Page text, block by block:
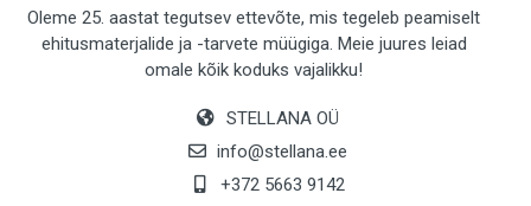
Oleme 25. aastat tegutsev ettevõte, mis tegeleb peamiselt
ehitusmaterjalide ja -tarvete müügiga. Meie juures leiad
omale kõik koduks vajalikku!
STELLANA OÜ
info@stellana.ee
+372 5663 9142